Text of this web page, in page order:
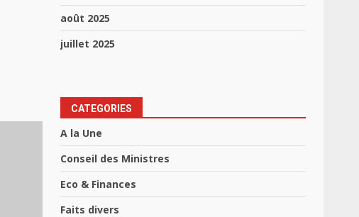
août 2025
juillet 2025
CATEGORIES
A la Une
Conseil des Ministres
Eco & Finances
Faits divers